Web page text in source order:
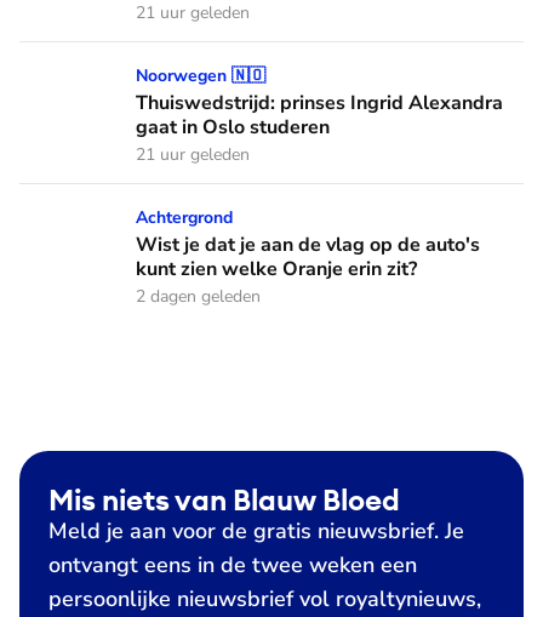
21 uur geleden
Thuiswedstrijd: prinses Ingrid Alexandra gaat in Oslo
Noorwegen 🇳🇴
Thuiswedstrijd: prinses Ingrid Alexandra
gaat in Oslo studeren
21 uur geleden
Wist je dat je aan de vlag op de auto's kunt zien welke
Achtergrond
Wist je dat je aan de vlag op de auto's
kunt zien welke Oranje erin zit?
2 dagen geleden
Mis niets van Blauw Bloed
Meld je aan voor de gratis nieuwsbrief. Je
ontvangt eens in de twee weken een
persoonlijke nieuwsbrief vol royaltynieuws,